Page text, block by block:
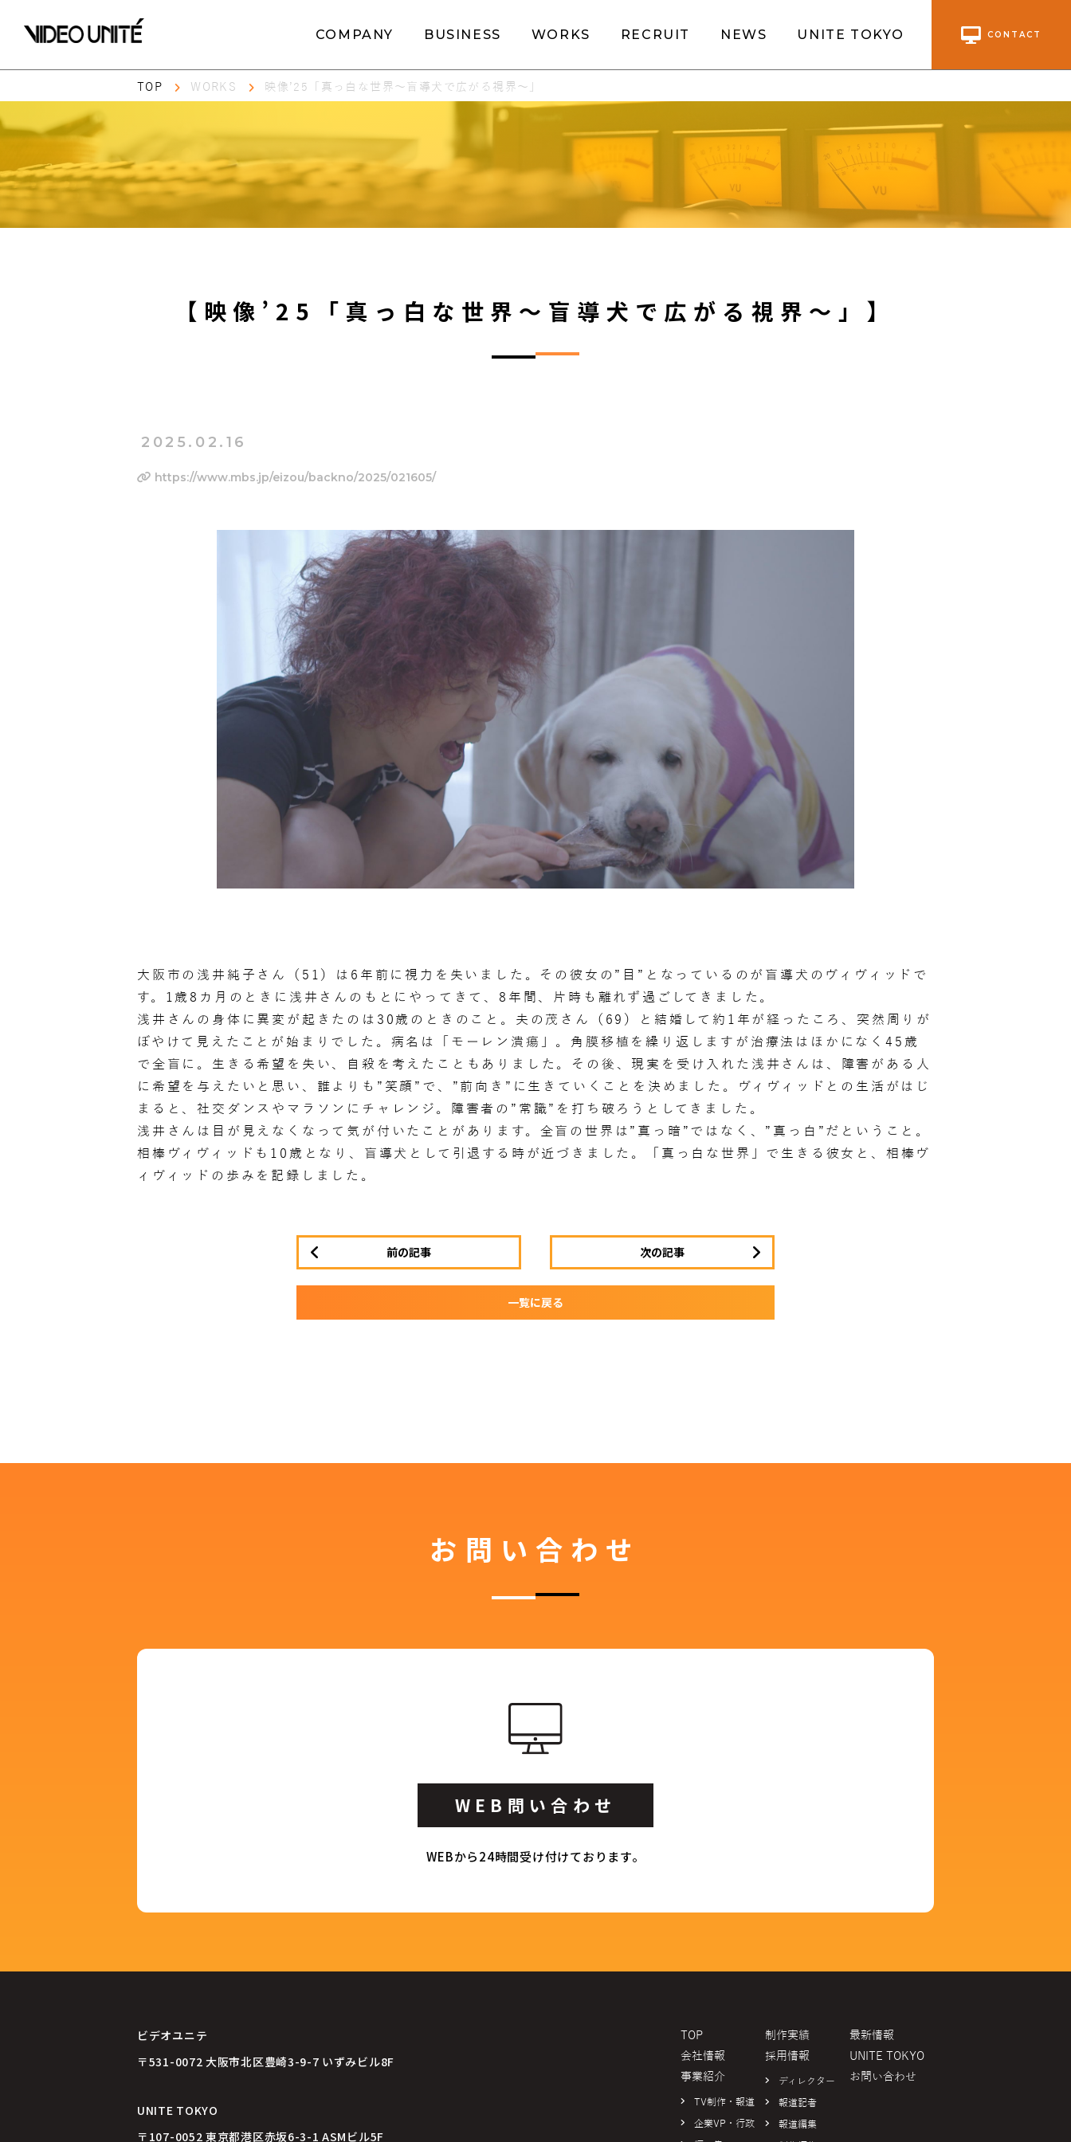
COMPANY BUSINESS WORKS RECRUIT NEWS UNITE TOKYO CONTACT
TOP WORKS 映像’25「真っ白な世界～盲導犬で広がる視界～」
【映像’25「真っ白な世界～盲導犬で広がる視界～」】
2025.02.16
https://www.mbs.jp/eizou/backno/2025/021605/
大阪市の浅井純子さん（51）は6年前に視力を失いました。その彼女の”目”となっているのが盲導犬のヴィヴィッドで
す。1歳8カ月のときに浅井さんのもとにやってきて、8年間、片時も離れず過ごしてきました。
浅井さんの身体に異変が起きたのは30歳のときのこと。夫の茂さん（69）と結婚して約1年が経ったころ、突然周りが
ぼやけて見えたことが始まりでした。病名は「モーレン潰瘍」。角膜移植を繰り返しますが治療法はほかになく45歳
で全盲に。生きる希望を失い、自殺を考えたこともありました。その後、現実を受け入れた浅井さんは、障害がある人
に希望を与えたいと思い、誰よりも”笑顔”で、”前向き”に生きていくことを決めました。ヴィヴィッドとの生活がはじ
まると、社交ダンスやマラソンにチャレンジ。障害者の”常識”を打ち破ろうとしてきました。
浅井さんは目が見えなくなって気が付いたことがあります。全盲の世界は”真っ暗”ではなく、”真っ白”だということ。
相棒ヴィヴィッドも10歳となり、盲導犬として引退する時が近づきました。「真っ白な世界」で生きる彼女と、相棒ヴ
ィヴィッドの歩みを記録しました。
前の記事 次の記事
一覧に戻る
お問い合わせ
WEB問い合わせ
WEBから24時間受け付けております。
ビデオユニテ
〒531-0072 大阪市北区豊崎3-9-7 いずみビル8F
UNITE TOKYO
〒107-0052 東京都港区赤坂6-3-1 ASMビル5F
TOP
会社情報
事業紹介
TV制作・報道
企業VP・行政
制作実績
採用情報
ディレクター
報道記者
報道編集
最新情報
UNITE TOKYO
お問い合わせ